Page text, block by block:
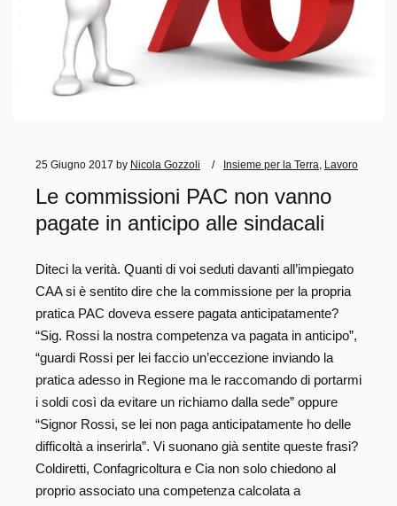
25 Giugno 2017 by Nicola Gozzoli Insieme per la Terra Lavoro
Le commissioni PAC non vanno
pagate in anticipo alle sindacali
Diteci la verità. Quanti di voi seduti davanti all’impiegato
CAA si è sentito dire che la commissione per la propria
pratica PAC doveva essere pagata anticipatamente?
“Sig. Rossi la nostra competenza va pagata in anticipo”,
“guardi Rossi per lei faccio un’eccezione inviando la
pratica adesso in Regione ma le raccomando di portarmi
i soldi così da evitare un richiamo dalla sede” oppure
“Signor Rossi, se lei non paga anticipatamente ho delle
difficoltà a inserirla”. Vi suonano già sentite queste frasi?
Coldiretti, Confagricoltura e Cia non solo chiedono al
proprio associato una competenza calcolata a